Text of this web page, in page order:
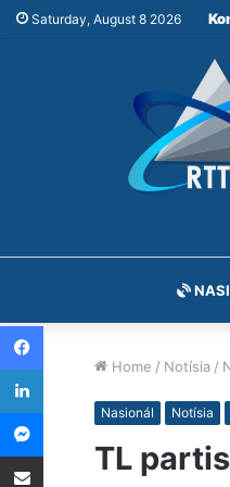
Saturday, August 8 2026
Home / Notísia /
Nasionál Notísia
TL
Facebook
LinkedIn
Messenger